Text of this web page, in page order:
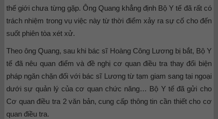
thế giới chưa từng gặp. Ông Quang khẳng định Bộ Y tế đã rất có
trách nhiệm trong vụ việc này từ thời điểm xảy ra sự cố cho đến
suốt phiên tòa xét xử.
Theo ông Quang, sau khi bác sĩ Hoàng Công Lương bị bắt, Bộ Y
tế đã nêu quan điểm và đề nghị cơ quan điều tra thay đổi biện
pháp ngăn chặn đối với bác sĩ Lương từ tạm giam sang tại ngoại
dưới sự quản lý của cơ quan chức năng… Bộ Y tế đã gửi cho
Cơ quan điều tra 2 văn bản, cung cấp thông tin cần thiết cho cơ
quan điều tra.